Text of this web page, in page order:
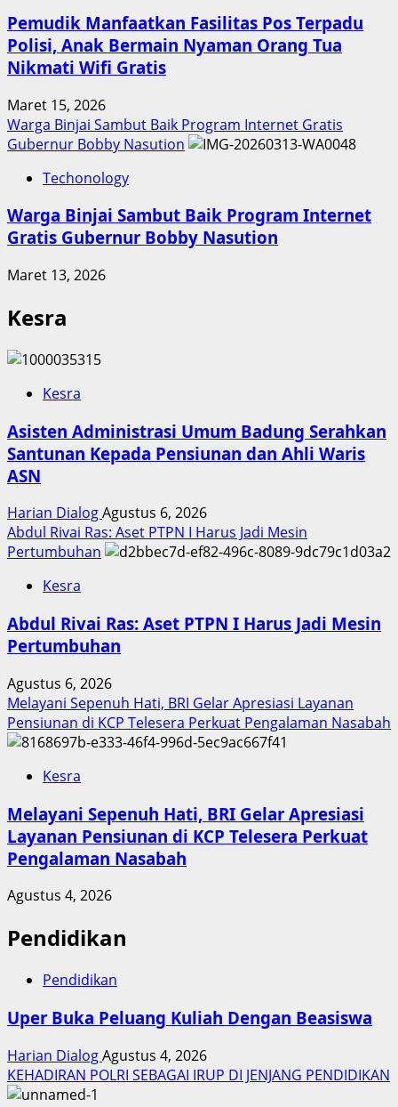
Pemudik Manfaatkan Fasilitas Pos Terpadu
Polisi, Anak Bermain Nyaman Orang Tua
Nikmati Wifi Gratis
Maret 15, 2026
Warga Binjai Sambut Baik Program Internet Gratis
Gubernur Bobby Nasution
Techonology
Warga Binjai Sambut Baik Program Internet
Gratis Gubernur Bobby Nasution
Maret 13, 2026
Kesra
Kesra
Asisten Administrasi Umum Badung Serahkan
Santunan Kepada Pensiunan dan Ahli Waris
ASN
Harian DialogAgustus 6, 2026
Abdul Rivai Ras: Aset PTPN I Harus Jadi Mesin
Pertumbuhan
Kesra
Abdul Rivai Ras: Aset PTPN I Harus Jadi Mesin
Pertumbuhan
Agustus 6, 2026
Melayani Sepenuh Hati, BRI Gelar Apresiasi Layanan
Pensiunan di KCP Telesera Perkuat Pengalaman Nasabah
Kesra
Melayani Sepenuh Hati, BRI Gelar Apresiasi
Layanan Pensiunan di KCP Telesera Perkuat
Pengalaman Nasabah
Agustus 4, 2026
Pendidikan
Pendidikan
Uper Buka Peluang Kuliah Dengan Beasiswa
Harian DialogAgustus 4, 2026
KEHADIRAN POLRI SEBAGAI IRUP DI JENJANG PENDIDIKAN